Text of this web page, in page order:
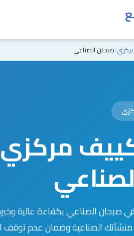
صبحان الصناعي
صبحان الصناعي بكفاءة عالية
الصناعية وضمان عدم توقف